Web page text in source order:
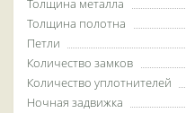
Толщина металла
Толщина полотна
Петли
Количество замков
Количество уплотнителей
Ночная задвижка